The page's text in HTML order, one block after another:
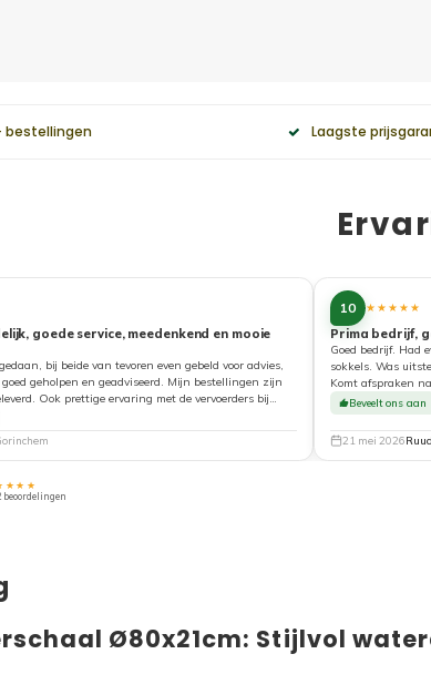
bestellingen Laagste
goede service, meedenkend en mooie
bij beide van tevoren even gebeld voor advies,
geholpen en geadviseerd. Mijn bestellingen zijn
Ook prettige ervaring met de vervoerders bij
10 ★★★★★
Prima bedrijf,
Goed bedrijf. Had
sokkels. Was
Komt afspraken
Beveelt ons aan
21 mei 2026Ruud
beoordelingen
Ø80x21cm: Stijlvol